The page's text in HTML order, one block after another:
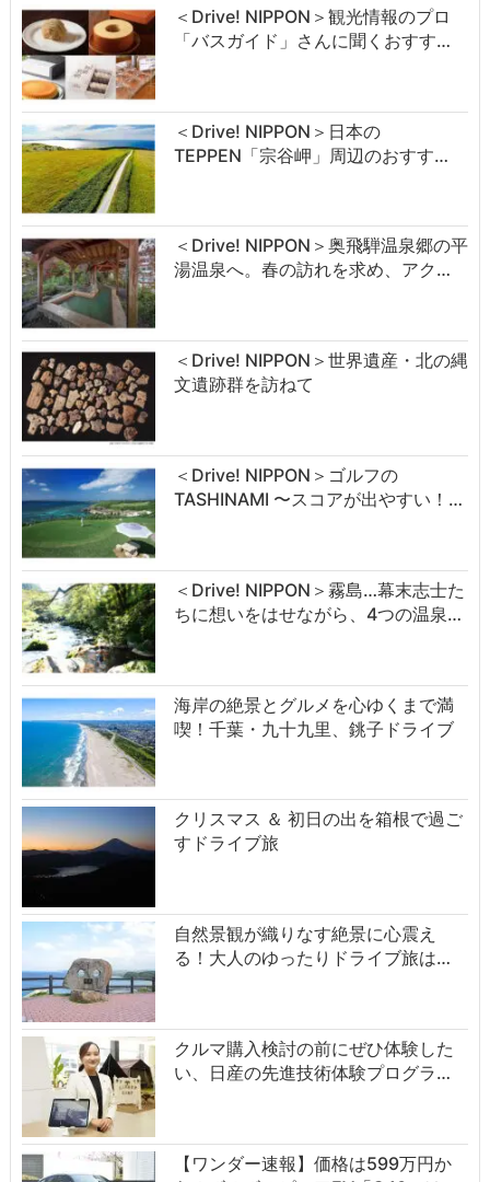
＜Drive! NIPPON＞観光情報のプロ
「バスガイド」さんに聞くおすす…
＜Drive! NIPPON＞日本の
TEPPEN「宗谷岬」周辺のおすす…
＜Drive! NIPPON＞奥飛騨温泉郷の平
湯温泉へ。春の訪れを求め、アク…
＜Drive! NIPPON＞世界遺産・北の縄
文遺跡群を訪ねて
＜Drive! NIPPON＞ゴルフの
TASHINAMI 〜スコアが出やすい！…
＜Drive! NIPPON＞霧島…幕末志士た
ちに想いをはせながら、4つの温泉…
海岸の絶景とグルメを心ゆくまで満
喫！千葉・九十九里、銚子ドライブ
クリスマス ＆ 初日の出を箱根で過ご
すドライブ旅
自然景観が織りなす絶景に心震え
る！大人のゆったりドライブ旅は…
クルマ購入検討の前にぜひ体験した
い、日産の先進技術体験プログラ…
【ワンダー速報】価格は599万円か